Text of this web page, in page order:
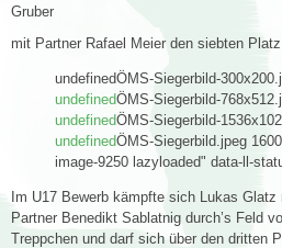
Gruber
mit Partner Rafael Meier den siebten
undefinedÖMS-Siegerbild-
undefinedÖMS-Siegerbild-
undefinedÖMS-Siegerbild-
undefinedÖMS-Siegerbild.jpeg
image-9250 lazyloaded" data-ll-
Im U17 Bewerb kämpfte sich Lukas
Partner Benedikt Sablatnig durch’s Feld
Treppchen und darf sich über den dritten